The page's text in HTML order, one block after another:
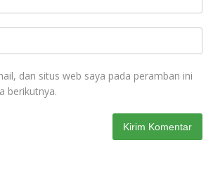
dan situs web saya pada peramban ini
berikutnya.